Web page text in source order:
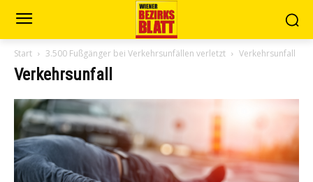
Start 3.500 Fußgänger bei Verkehrsunfällen verletzt Verkehrsunfall
Verkehrsunfall